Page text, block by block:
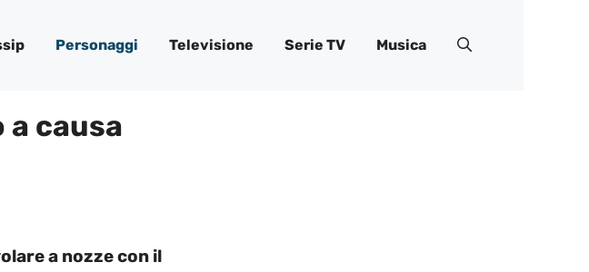
Personaggi Televisione Serie TV Musica
causa
a nozze con il